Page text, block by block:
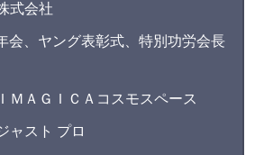
式会社
会、ヤング表彰式、特別功労会長
ＡＧＩＣＡコスモスペース
スト プロ